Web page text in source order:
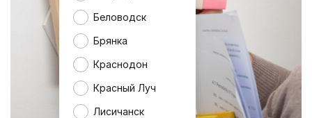
Беловодск
Брянка
Краснодон
Красный Луч
Лисичанск